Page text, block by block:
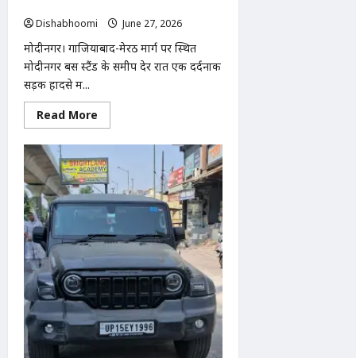
Dishabhoomi
June 27, 2026
मोदीनगर। गाजियाबाद-मेरठ मार्ग पर स्थित
मोदीनगर बस स्टैंड के समीप देर रात एक दर्दनाक
सड़क हादसे में...
Read More
more
मोदीनगर
बस
स्टैंड
के
पास
दर्दनाक
सड़क
हादसा:
बरेली
निवासी
युवक
की
उपचार
के
दौरान
मौत